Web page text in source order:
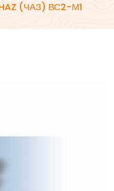
(ЧАЗ) ВС2-М1